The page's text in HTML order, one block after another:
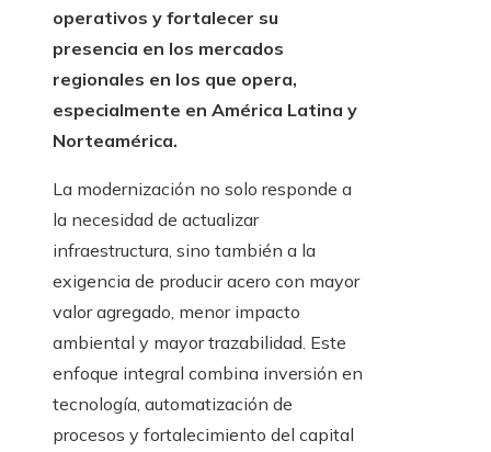
operativos y fortalecer su
presencia en los mercados
regionales en los que opera,
especialmente en América Latina y
Norteamérica.
La modernización no solo responde a
la necesidad de actualizar
infraestructura, sino también a la
exigencia de producir acero con mayor
valor agregado, menor impacto
ambiental y mayor trazabilidad. Este
enfoque integral combina inversión en
tecnología, automatización de
procesos y fortalecimiento del capital